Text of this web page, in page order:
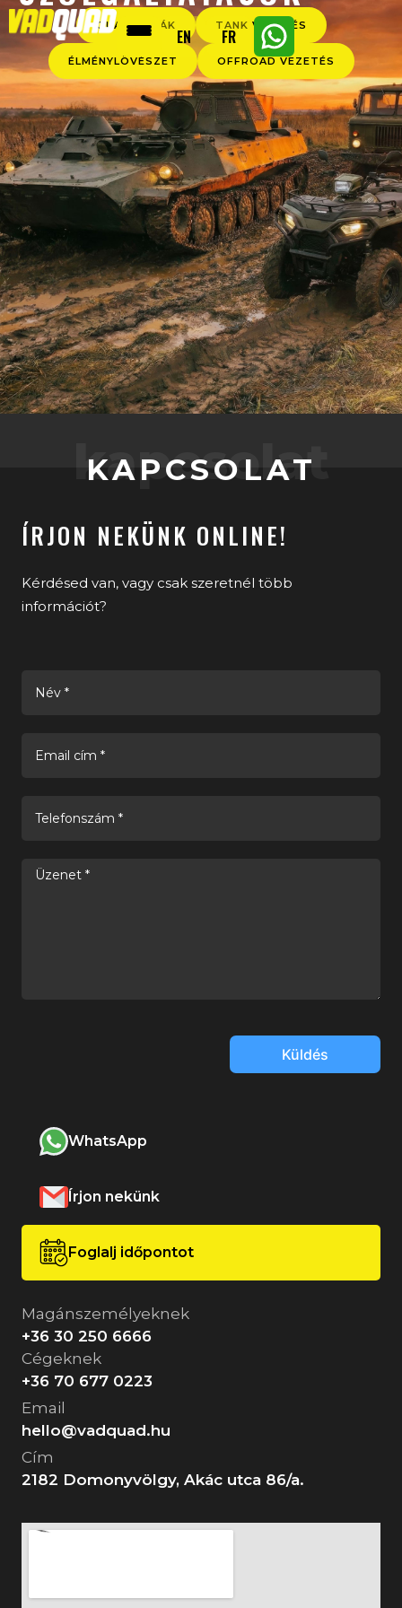
EN FR
QUAD TÚRÁK TANK VEZETÉS
ÉLMÉNYLÖVÉSZET OFFROAD VEZETÉS
KAPCSOLAT
kapcsolat
ÍRJON NEKÜNK ONLINE!
Kérdésed van, vagy csak szeretnél több
információt?
Küldés
WhatsApp
Írjon nekünk
Foglalj időpontot
Magánszemélyeknek
+36 30 250 6666
Cégeknek
+36 70 677 0223
Email
hello@vadquad.hu
Cím
2182 Domonyvölgy, Akác utca 86/a.